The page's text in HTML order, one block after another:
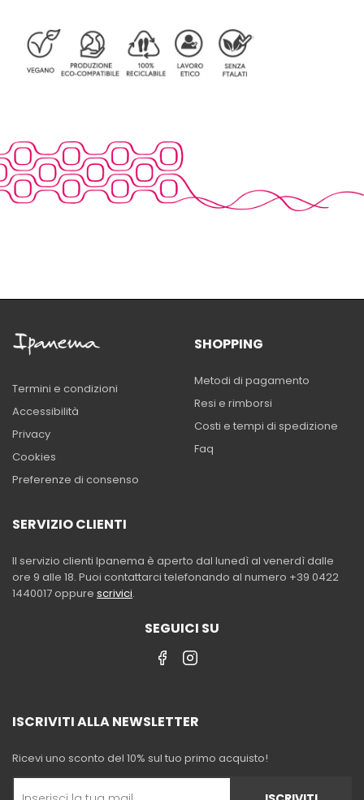
Termini e condizioni
Accessibilità
Privacy
Cookies
Preferenze di consenso
SHOPPING
Metodi di pagamento
Resi e rimborsi
Costi e tempi di spedizione
Faq
SERVIZIO CLIENTI
Il servizio clienti Ipanema è aperto dal lunedì al venerdì dalle
ore 9 alle 18. Puoi contattarci telefonando al numero +39 0422
1440017 oppure scrivici.
SEGUICI SU
ISCRIVITI ALLA NEWSLETTER
Ricevi uno sconto del 10% sul tuo primo acquisto!